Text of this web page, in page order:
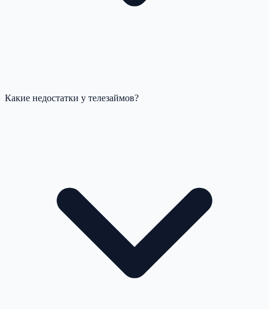
Какие недостатки у телезаймов?